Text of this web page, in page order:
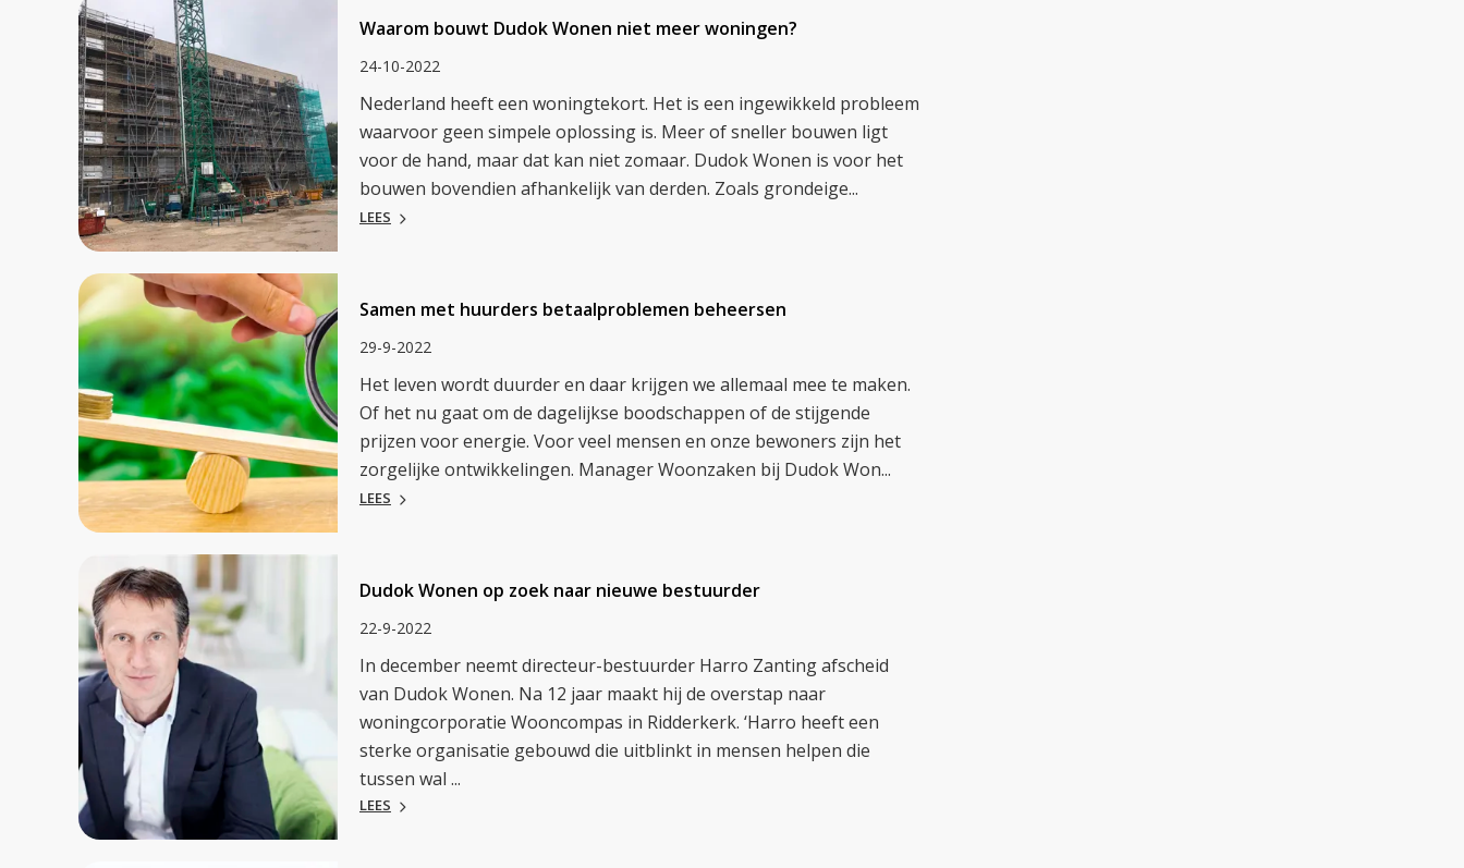
Waarom bouwt Dudok Wonen niet meer woningen?
24-10-2022
Nederland heeft een woningtekort. Het is een ingewikkeld probleem
waarvoor geen simpele oplossing is. Meer of sneller bouwen ligt
voor de hand, maar dat kan niet zomaar. Dudok Wonen is voor het
bouwen bovendien afhankelijk van derden. Zoals grondeige...
LEES
Samen met huurders betaalproblemen beheersen
29-9-2022
Het leven wordt duurder en daar krijgen we allemaal mee te maken.
Of het nu gaat om de dagelijkse boodschappen of de stijgende
prijzen voor energie. Voor veel mensen en onze bewoners zijn het
zorgelijke ontwikkelingen. Manager Woonzaken bij Dudok Won...
LEES
Dudok Wonen op zoek naar nieuwe bestuurder
22-9-2022
In december neemt directeur-bestuurder Harro Zanting afscheid
van Dudok Wonen. Na 12 jaar maakt hij de overstap naar
woningcorporatie Wooncompas in Ridderkerk. ‘Harro heeft een
sterke organisatie gebouwd die uitblinkt in mensen helpen die
tussen wal ...
LEES